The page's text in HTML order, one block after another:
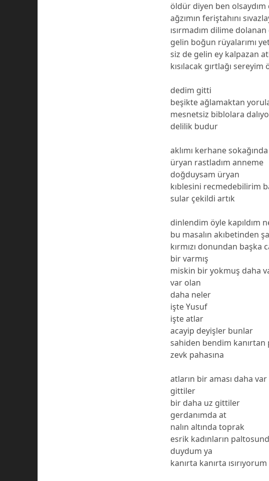
öldür diyen ben olsaydım
ağzımın feriştahını
ısırmadım dilime
gelin boğun rüyalarımı
siz de gelin ey kalpazan
kısılacak gırtlağı
dedim gitti
beşikte ağlamaktan
mesnetsiz biblolara
delilik budur
aklımı kerhane
üryan rastladım anneme
doğduysam üryan
kıblesini recmedebilirim
sular çekildi artık
dinlendim öyle kapıldım
bu masalın akıbetinden
kırmızı donundan başka
bir varmış
miskin bir yokmuş daha
var olan
daha neler
işte Yusuf
işte atlar
acayip deyişler bunlar
sahiden bendim kanırtan
zevk pahasına
atların bir aması daha var
gittiler
bir daha uz gittiler
gerdanımda at
nalın altında toprak
esrik kadınların
duydum ya
kanırta kanırta